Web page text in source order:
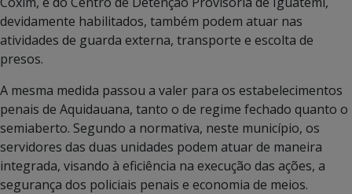
devidamente habilitados, também podem atuar nas
atividades de guarda externa, transporte e escolta de
presos.
A mesma medida passou a valer para os estabelecimentos
penais de Aquidauana, tanto o de regime fechado quanto o
semiaberto. Segundo a normativa, neste município, os
servidores das duas unidades podem atuar de maneira
integrada, visando à eficiência na execução das ações, a
segurança dos policiais penais e economia de meios.